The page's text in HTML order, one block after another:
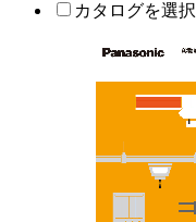
カタログを選択